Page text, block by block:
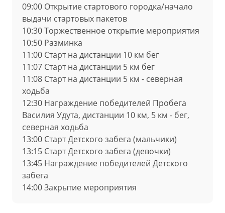
09:00 Открытие стартового городка/начало
выдачи стартовых пакетов
10:30 Торжественное открытие мероприятия
10:50 Разминка
11:00 Старт на дистанции 10 км бег
11:07 Старт на дистанции 5 км бег
11:08 Старт на дистанции 5 км - северная
ходьба
12:30 Награждение победителей Пробега
Василия Удута, дистанции 10 км, 5 км - бег,
северная ходьба
13:00 Старт Детского забега (мальчики)
13:15 Старт Детского забега (девочки)
13:45 Награждение победителей Детского
забега
14:00 Закрытие мероприятия